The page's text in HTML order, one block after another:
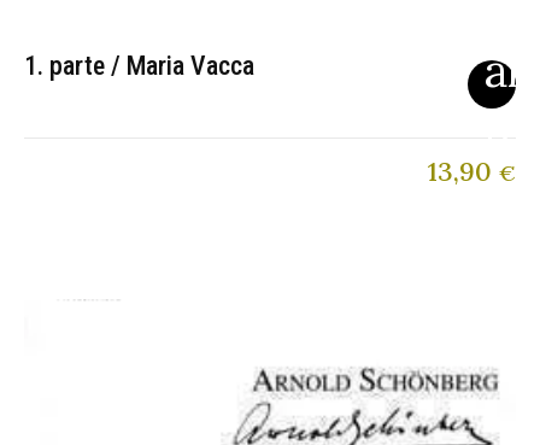
1. parte / Maria Vacca
13,90 €